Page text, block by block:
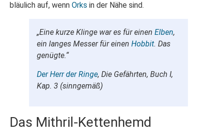
bläulich auf, wenn Orks in der Nähe sind.
„Eine kurze Klinge war es für einen Elben,
ein langes Messer für einen Hobbit. Das
genügte.“
Der Herr der Ringe, Die Gefährten, Buch I,
Kap. 3 (sinngemäß)
Das Mithril-Kettenhemd